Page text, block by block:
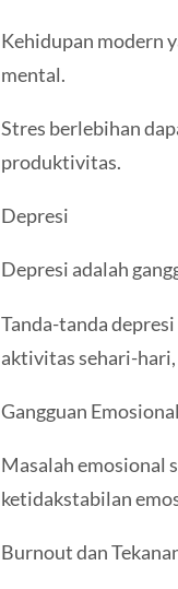
Kehidupan modern
mental.
Stres berlebihan
produktivitas.
Depresi
Depresi adalah
Tanda-tanda
aktivitas sehari-
Gangguan Emosional
Masalah emosional
ketidakstabilan
Burnout dan